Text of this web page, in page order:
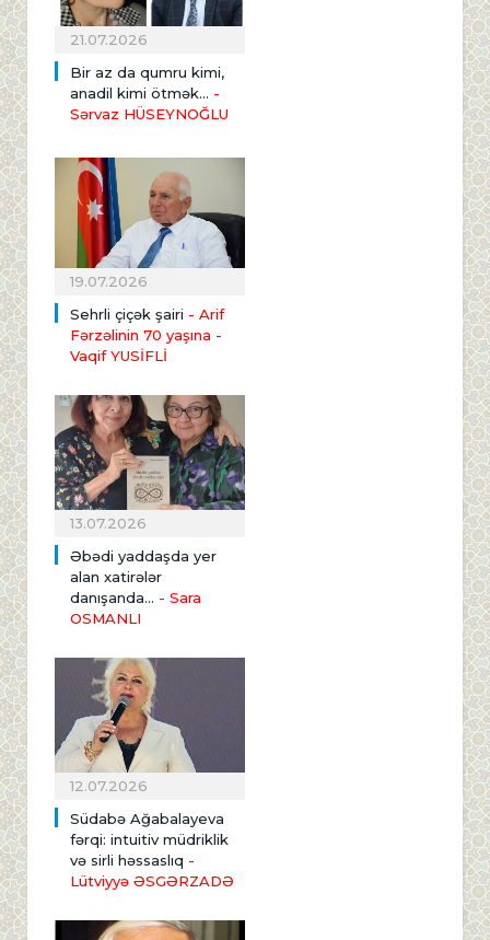
21.07.2026
Bir az da qumru kimi,
anadil kimi ötmək... -
Sərvaz HÜSEYNOĞLU
19.07.2026
Sehrli çiçək şairi - Arif
Fərzəlinin 70 yaşına -
Vaqif YUSİFLİ
13.07.2026
Əbədi yaddaşda yer
alan xatirələr
danışanda... - Sara
OSMANLI
12.07.2026
Südabə Ağabalayeva
fərqi: intuitiv müdriklik
və sirli həssaslıq -
Lütviyyə ƏSGƏRZADƏ